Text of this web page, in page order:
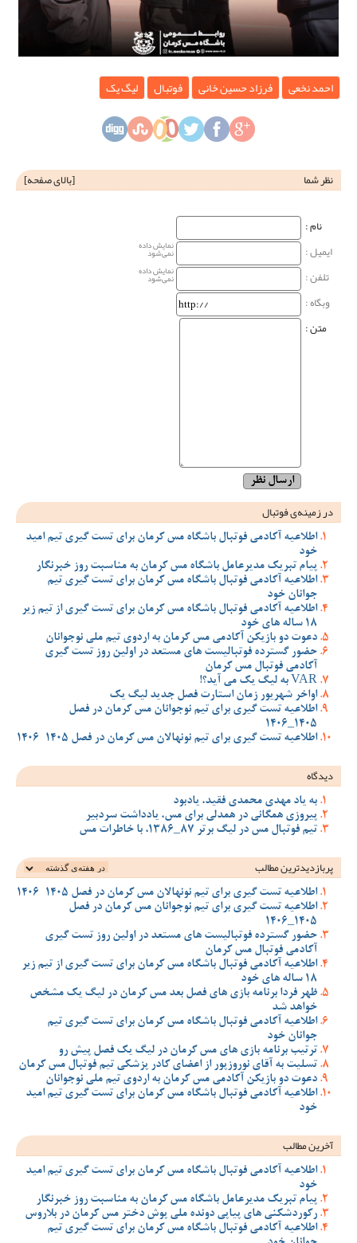
احمد نخعی فرزاد حسین خانی فوتبال لیگ یک
نظر شما [بالای صفحه]
نام‌ :
ایمیل :
نمایش داده
نمی‌شود
تلفن : نمایش داده
نمی‌شود
وبگاه‌ :
متن :
در زمینه‌ی فوتبال
اطلاعیه آکادمی فوتبال باشگاه مس کرمان برای تست گیری تیم امید
خود
پیام تبریک مدیرعامل باشگاه مس کرمان به مناسبت روز خبرنگار
اطلاعیه آکادمی فوتبال باشگاه مس کرمان برای تست گیری تیم
جوانان خود
اطلاعیه آکادمی فوتبال باشگاه مس کرمان برای تست گیری از تیم زیر
18 ساله های خود
دعوت دو بازیکن آکادمی مس کرمان به اردوی تیم ملی نوجوانان
حضور گسترده فوتبالیست های مستعد در اولین روز تست گیری
آکادمی فوتبال مس کرمان
VAR به لیگ یک می آید؟!
اواخر شهریور زمان استارت فصل جدید لیگ یک
اطلاعیه تست گیری برای تیم نوجوانان مس کرمان در فصل
1405_1406
اطلاعیه تست گیری برای تیم نونهالان مس کرمان در فصل 1405-1406
دیدگاه
به یاد مهدی محمدی فقید، یادبود
پیروزی همگانی در همدلی برای مس، یادداشت سردبیر
تیم فوتبال مس در لیگ برتر 87_1386، با خاطرات مس
پربازدیدترین‌ مطالب
اطلاعیه تست گیری برای تیم نونهالان مس کرمان در فصل 1405-1406
اطلاعیه تست گیری برای تیم نوجوانان مس کرمان در فصل
1405_1406
حضور گسترده فوتبالیست های مستعد در اولین روز تست گیری
آکادمی فوتبال مس کرمان
اطلاعیه آکادمی فوتبال باشگاه مس کرمان برای تست گیری از تیم زیر
18 ساله های خود
ظهر فردا برنامه بازی های فصل بعد مس کرمان در لیگ یک مشخص
خواهد شد
اطلاعیه آکادمی فوتبال باشگاه مس کرمان برای تست گیری تیم
جوانان خود
ترتیب برنامه بازی های مس کرمان در لیگ یک فصل پیش رو
تسلیت به آقای نوروزپور از اعضای کادر پزشکی تیم فوتبال مس کرمان
دعوت دو بازیکن آکادمی مس کرمان به اردوی تیم ملی نوجوانان
اطلاعیه آکادمی فوتبال باشگاه مس کرمان برای تست گیری تیم امید
خود
آخرین مطالب
اطلاعیه آکادمی فوتبال باشگاه مس کرمان برای تست گیری تیم امید
خود
پیام تبریک مدیرعامل باشگاه مس کرمان به مناسبت روز خبرنگار
رکوردشکنی های پیاپی دونده ملی پوش دختر مس کرمان در بلاروس
اطلاعیه آکادمی فوتبال باشگاه مس کرمان برای تست گیری تیم